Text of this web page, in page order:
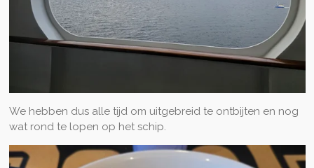
We hebben dus alle tijd om uitgebreid te ontbijten en nog
wat rond te lopen op het schip.